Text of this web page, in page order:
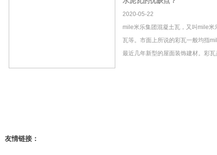
2020-05-22
mile米乐集团混凝土瓦，又叫mile米
瓦等。市面上所说的彩瓦一般均指
最近几年新型的屋面装饰建材。彩
友情链接：